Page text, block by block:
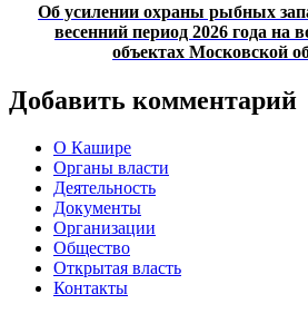
Об усилении охраны рыбных
весенний период 2026 года на
объектах Московской
Добавить комментарий
О Кашире
Органы власти
Деятельность
Документы
Организации
Общество
Открытая власть
Контакты